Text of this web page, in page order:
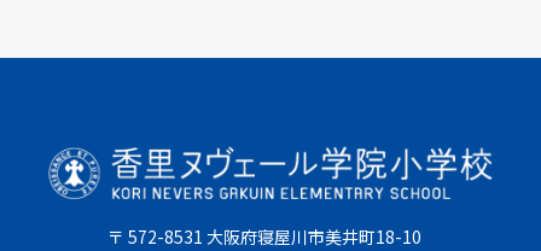
〒 572-8531 大阪府寝屋川市美井町18-10